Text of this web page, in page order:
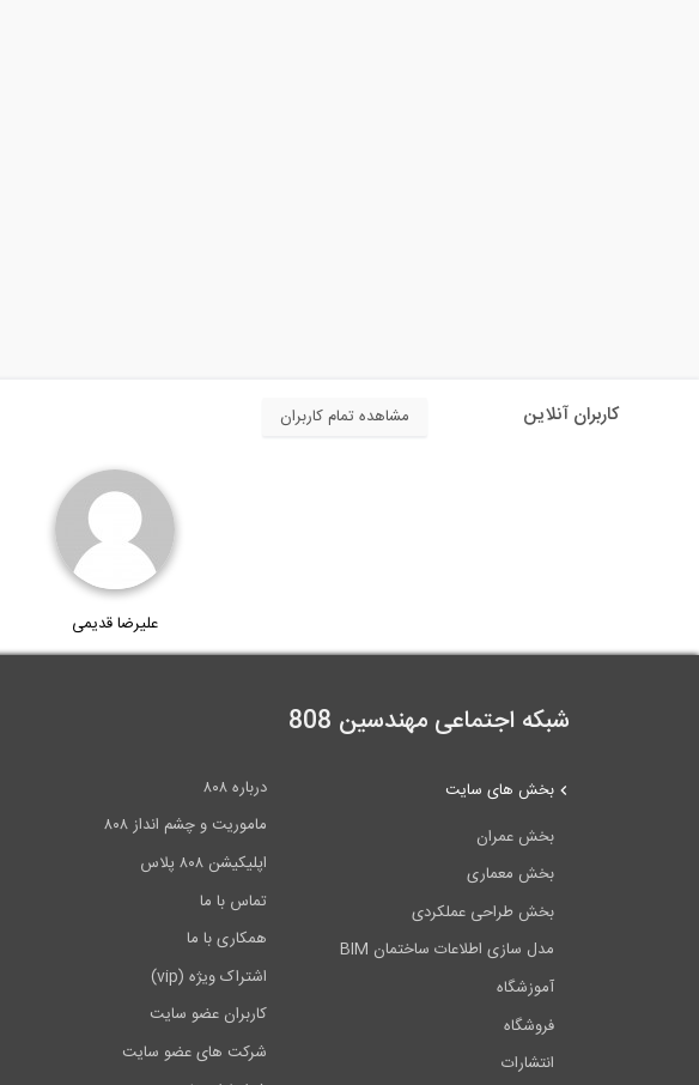
کاربران آنلاین مشاهده تمام کاربران
علیرضا قدیمی
شبکه اجتماعی مهندسین 808
درباره ۸۰۸
ماموریت و چشم انداز ۸۰۸
اپلیکیشن ۸۰۸ پلاس
تماس با ما
همکاری با ما
اشتراک ویژه (vip)
کاربران عضو سایت
شرکت های عضو سایت
بخش های سایت
بخش عمران
بخش معماری
بخش طراحی عملکردی
مدل سازی اطلاعات ساختمان BIM
آموزشگاه
فروشگاه
انتشارات